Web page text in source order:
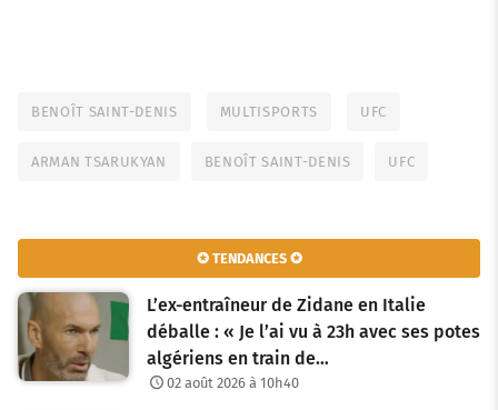
BENOÎT SAINT-DENIS MULTISPORTS UFC
ARMAN TSARUKYAN BENOÎT SAINT-DENIS UFC
✪ TENDANCES ✪
L’ex-entraîneur de Zidane en Italie
déballe : « Je l’ai vu à 23h avec ses potes
algériens en train de…
02 août 2026 à 10h40